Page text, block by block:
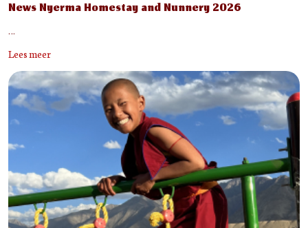
News Nyerma Homestay and Nunnery 2026
…
Lees meer